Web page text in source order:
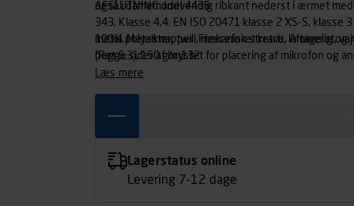
også i damemodel 4436.
AFSLUTNING: Indvendig ribkant nederst i ærmet
343, Klasse 4,4. EN ISO 20471 klasse 2 XS-S, klasse
metal. Metalknapper. Fleeceforet krave. Aftagelig
begge sider af brystet for placering af mikrofon og
logomontering. FUNKTIONALITET: Ventilation i ryg.
VASKEANVISNINGER: Antal vaske: x 20. 40 °C
100% polyester, twill, mekanisk stretch, lamineret,
(Ret 6,3), 150 g/m132
læs mere
Lagerstatus online
Levering 7-12 dage